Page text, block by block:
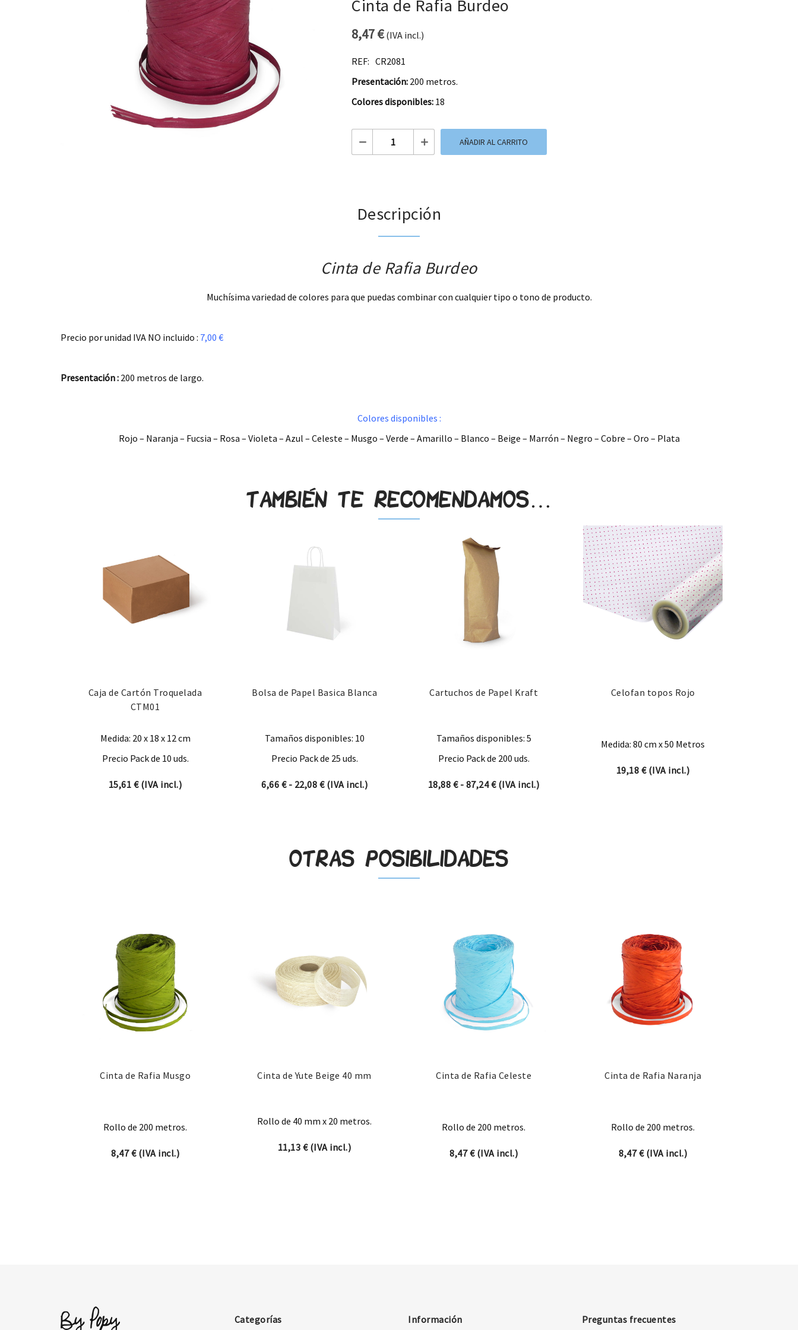
Cinta de Rafia Burdeo
8,47€(IVA incl.)
REF: CR2081
Presentación: 200 metros.
Colores disponibles: 18
Cinta de Rafia Burdeo cantidad
AÑADIR AL CARRITO
Descripción
Cinta de Rafia Burdeo
Muchísima variedad de colores para que puedas combinar con cualquier tipo o tono de producto.
Precio por unidad IVA NO incluido : 7,00 €
Presentación : 200 metros de largo.
Colores disponibles :
Rojo – Naranja – Fucsia – Rosa – Violeta – Azul – Celeste – Musgo – Verde – Amarillo – Blanco – Beige – Marrón – Negro – Cobre – Oro – Plata
También te recomendamos…
Caja de Cartón Troquelada
CTM01
Medida: 20 x 18 x 12 cm
Precio Pack de 10 uds.
15,61 €(IVA incl.)
Bolsa de Papel Basica Blanca
Tamaños disponibles: 10
Precio Pack de 25 uds.
6,66 € - 22,08 €Rango de precios: desde 6,66 € hasta 22,08 €
(IVA incl.)
Cartuchos de Papel Kraft
Tamaños disponibles: 5
Precio Pack de 200 uds.
18,88 € - 87,24€Rango de precios: desde 18,88 € hasta 87,24 €
(IVA incl.)
Celofan topos Rojo
Medida: 80 cm x 50 Metros
19,18 €(IVA incl.)
Otras posibilidades
Cinta de Rafia Musgo
Rollo de 200 metros.
8,47€(IVA incl.)
Cinta de Yute Beige 40 mm
Rollo de 40 mm x 20 metros.
11,13 €(IVA incl.)
Cinta de Rafia Celeste
Rollo de 200 metros.
8,47€(IVA incl.)
Cinta de Rafia Naranja
Rollo de 200 metros.
8,47€(IVA incl.)
Categorías Información Preguntas frecuentes